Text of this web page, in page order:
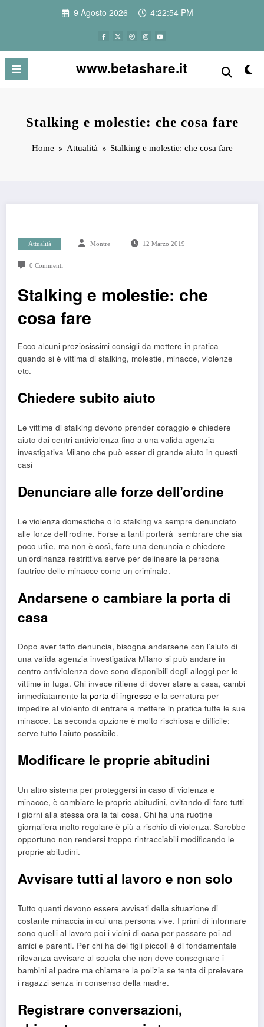
9 Agosto 2026 4:22:54 PM
www.betashare.it
Stalking e molestie: che cosa fare
Home Attualità Stalking e molestie: che cosa fare
Attualità Montre 12 Marzo 2019
0 Commenti
Stalking e molestie: che
cosa fare
Ecco alcuni preziosissimi consigli da mettere in pratica
quando si è vittima di stalking, molestie, minacce, violenze
etc.
Chiedere subito aiuto
Le vittime di stalking devono prender coraggio e chiedere
aiuto dai centri antiviolenza fino a una valida agenzia
investigativa Milano che può esser di grande aiuto in questi
casi
Denunciare alle forze dell’ordine
Le violenza domestiche o lo stalking va sempre denunciato
alle forze dell’rodine. Forse a tanti porterà sembrare che sia
poco utile, ma non è così, fare una denuncia e chiedere
un’ordinanza restrittiva serve per delineare la persona
fautrice delle minacce come un criminale.
Andarsene o cambiare la porta di
casa
Dopo aver fatto denuncia, bisogna andarsene con l’aiuto di
una valida agenzia investigativa Milano si può andare in
centro antiviolenza dove sono disponibili degli alloggi per le
vittime in fuga. Chi invece ritiene di dover stare a casa, cambi
immediatamente la porta di ingresso e la serratura per
impedire al violento di entrare e mettere in pratica tutte le sue
minacce. La seconda opzione è molto rischiosa e difficile:
serve tutto l’aiuto possibile.
Modificare le proprie abitudini
Un altro sistema per proteggersi in caso di violenza e
minacce, è cambiare le proprie abitudini, evitando di fare tutti
i giorni alla stessa ora la tal cosa. Chi ha una ruotine
giornaliera molto regolare è più a rischio di violenza. Sarebbe
opportuno non rendersi troppo rintracciabili modificando le
proprie abitudini.
Avvisare tutti al lavoro e non solo
Tutto quanti devono essere avvisati della situazione di
costante minaccia in cui una persona vive. I primi di informare
sono quelli al lavoro poi i vicini di casa per passare poi ad
amici e parenti. Per chi ha dei figli piccoli è di fondamentale
rilevanza avvisare al scuola che non deve consegnare i
bambini al padre ma chiamare la polizia se tenta di prelevare
i ragazzi senza in consenso della madre.
Registrare conversazioni,